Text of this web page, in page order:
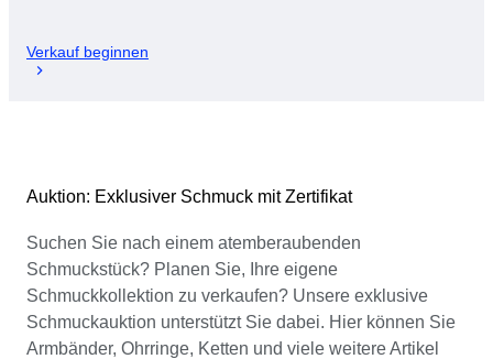
Verkauf beginnen
Auktion: Exklusiver Schmuck mit Zertifikat
Suchen Sie nach einem atemberaubenden
Schmuckstück? Planen Sie, Ihre eigene
Schmuckkollektion zu verkaufen? Unsere exklusive
Schmuckauktion unterstützt Sie dabei. Hier können Sie
Armbänder, Ohrringe, Ketten und viele weitere Artikel